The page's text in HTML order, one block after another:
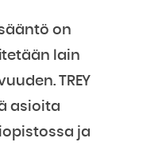
on
lain
TREY
asioita
ja